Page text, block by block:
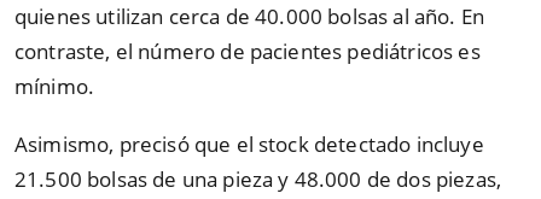
quienes utilizan cerca de 40.000 bolsas al año. En
contraste, el número de pacientes pediátricos es
mínimo.
Asimismo, precisó que el stock detectado incluye
21.500 bolsas de una pieza y 48.000 de dos piezas,